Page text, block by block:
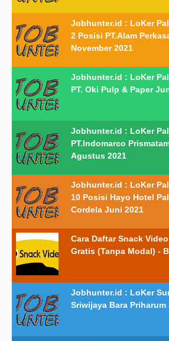
Jobhunter.id : LoKer
2 Posisi PT.Alam
November 2021
Jobhunter.id : LoKer
PT. Oki Pulp & Paper
Jobhunter.id : LoKer
PT.Indomarco
Agustus 2021
Jobhunter.id : LoKer
10 Posisi Hayo Hotel
Cordela Juni 2021
Cara Daftar Snack
Gratis (Tanpa Modal) -
Jobhunter.id : LoKer
Sriwijaya Bara Priharum